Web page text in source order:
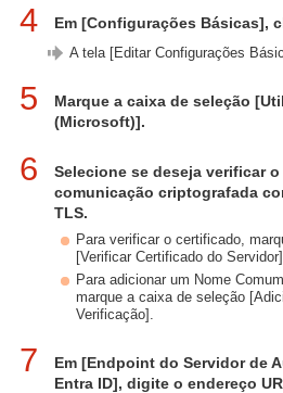
4 Em [Configurações Básicas],
A tela [Editar Configurações
5
Marque a caixa de seleção
(Microsoft)].
6
Selecione se deseja verificar
comunicação criptografada
TLS.
Para verificar o certificado,
[Verificar Certificado do
Para adicionar um Nome
marque a caixa de seleção
Verificação].
7
Em [Endpoint do Servidor de
Entra ID], digite o endereço